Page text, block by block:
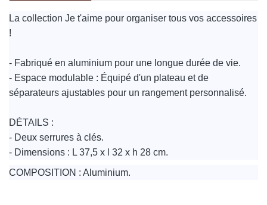
La collection Je t'aime pour organiser tous vos accessoires
!
- Fabriqué en aluminium pour une longue durée de vie.
- Espace modulable : Équipé d'un plateau et de
séparateurs ajustables pour un rangement personnalisé.
DÉTAILS :
- Deux serrures à clés.
- Dimensions : L 37,5 x l 32 x h 28 cm.
COMPOSITION : Aluminium.